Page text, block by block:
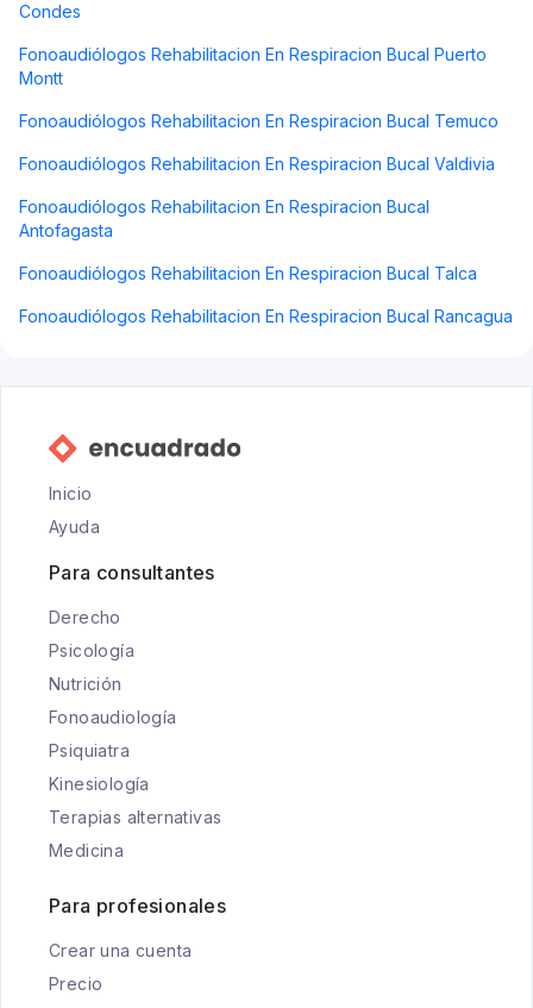
Condes
Fonoaudiólogos Rehabilitacion En Respiracion Bucal Puerto
Montt
Fonoaudiólogos Rehabilitacion En Respiracion Bucal Temuco
Fonoaudiólogos Rehabilitacion En Respiracion Bucal Valdivia
Fonoaudiólogos Rehabilitacion En Respiracion Bucal
Antofagasta
Fonoaudiólogos Rehabilitacion En Respiracion Bucal Talca
Fonoaudiólogos Rehabilitacion En Respiracion Bucal Rancagua
Inicio
Ayuda
Para consultantes
Derecho
Psicología
Nutrición
Fonoaudiología
Psiquiatra
Kinesiología
Terapias alternativas
Medicina
Para profesionales
Crear una cuenta
Precio